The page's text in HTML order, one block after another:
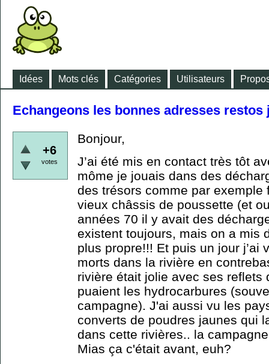
Idées Mots clés Catégories Utilisateurs
Echangeons les bonnes adresses
+6
votes
Bonjour,
J’ai été mis en contact très tôt
môme je jouais dans des
des trésors comme par
vieux châssis de poussette (et
années 70 il y avait des
existent toujours, mais on a mis
plus propre!!! Et puis un jour j’ai
morts dans la rivière en
rivière était jolie avec ses reflets
puaient les hydrocarbures
campagne). J'ai aussi vu les
converts de poudres jaunes qui
dans cette rivières.. la
Mias ça c'était avant, euh?